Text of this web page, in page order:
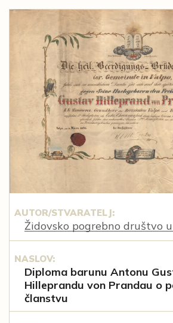
AUTOR/STVARATELJ:
Židovsko pogrebno društvo
NASLOV:
Diploma barunu Antonu
Hilleprandu von Prandau o
članstvu